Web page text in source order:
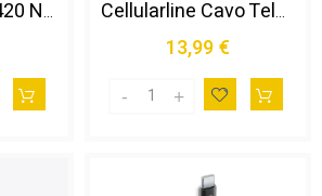
Samsung Hw-t420 Nero 2.1 Canali 150 W Cellularline Cavo Telato 150 Cm - Usb-c To Usb-c Cavo Telato Ultra-resistente
13,99 €